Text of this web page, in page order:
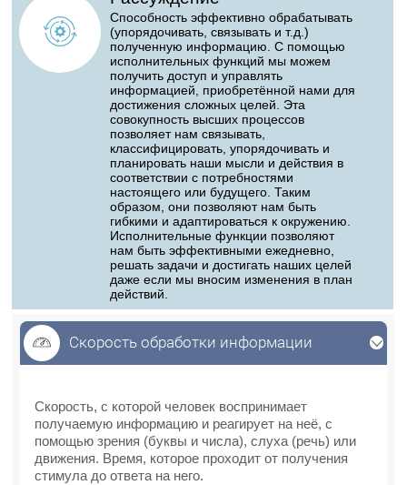
Способность эффективно обрабатывать
(упорядочивать, связывать и т.д.)
полученную информацию. С помощью
исполнительных функций мы можем
получить доступ и управлять
информацией, приобретённой нами для
достижения сложных целей. Эта
совокупность высших процессов
позволяет нам связывать,
классифицировать, упорядочивать и
планировать наши мысли и действия в
соответствии с потребностями
настоящего или будущего. Таким
образом, они позволяют нам быть
гибкими и адаптироваться к окружению.
Исполнительные функции позволяют
нам быть эффективными ежедневно,
решать задачи и достигать наших целей
даже если мы вносим изменения в план
действий.
Скорость обработки информации
Скорость, с которой человек воспринимает
получаемую информацию и реагирует на неё, с
помощью зрения (буквы и числа), слуха (речь) или
движения. Время, которое проходит от получения
стимула до ответа на него.